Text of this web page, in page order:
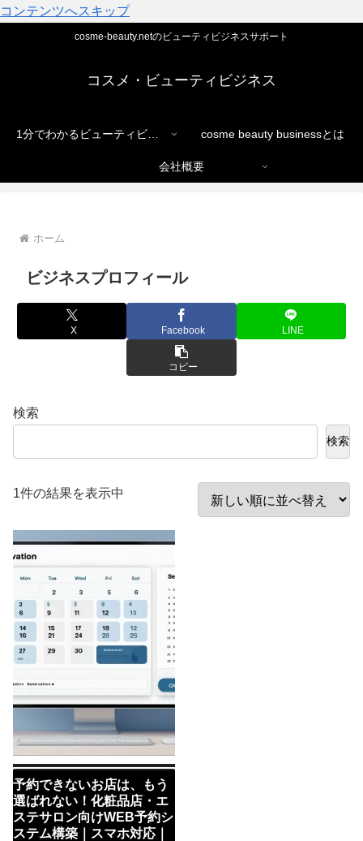
コンテンツへスキップ
cosme-beauty.netのビューティビジネスサポート
コスメ・ビューティビジネス
1分でわかるビューティビジネス cosme beauty businessとは
会社概要
ホーム
ビジネスプロフィール
X Facebook LINE
コピー
検索
検索
1件の結果を表示中
予約できないお店は、もう
選ばれない！化粧品店・エ
ステサロン向けWEB予約シ
ステム構築｜スマホ対応｜